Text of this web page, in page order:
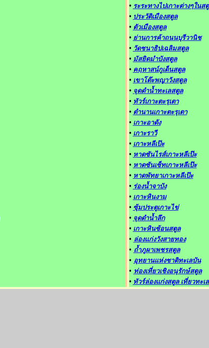
• ระระทางไปเกาะต่างๆในส
• ประวัติเมืองสตูล
• ตัวเมืองสตูล
• ย่านการค้าถนนบุรีวานิช
• วัดชนาธิปเฉลิมสตูล
• มัสยิดมำบังสตูล
• คฤหาสน์กูเด็นสตูล
• เขาโต๊ะพญาวังสตูล
• จุดดำน้ำทะเลสตูล
• ทัวร์เกาะตะรุเตา
• ตำนานเกาะตะรุเตา
• เกาะอาดัง
• เกาะราวี
• เกาะหลีเป๊ะ
• หาดซันไรส์เกาะหลีเป๊ะ
• หาดซันเซ็ทเกาะหลีเป๊ะ
• หาดพัทยาเกาะหลีเป๊ะ
• ร่องน้ำจาบัง
• เกาะหินงาม
• ซุ้มประตูเกาะไข่
• จุดดำน้ำลึก
• เกาะหินซ้อนสตูล
• ล่องแก่งวังสายทอง
• ถ้ำภูผาเพชรสตูล
• อุทยานแห่งชาติทะเลบัน
• ท่องเที่ยวเชิงอนุรักษ์สตูล
• ทัวร์ล่องแก่งสตูล เที่ยวทะเ